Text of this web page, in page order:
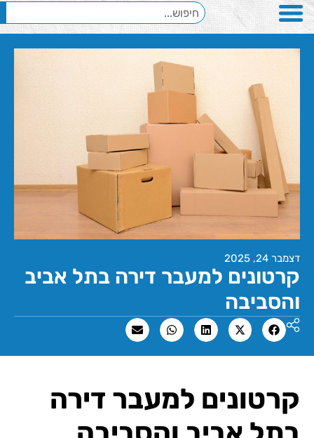
דצמבר 24, 2025
קרטונים למעבר דירה בתל אביב
והסביבה
קרטונים למעבר דירה